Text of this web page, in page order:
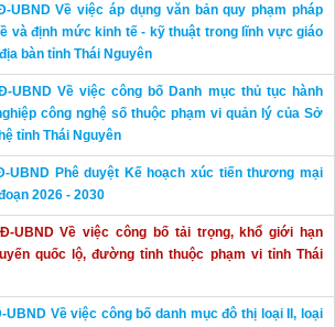
UBND Về việc áp dụng văn bản quy phạm pháp
và định mức kinh tế - kỹ thuật trong lĩnh vực giáo
bàn tỉnh Thái Nguyên
UBND Về việc công bố Danh mục thủ tục hành
công nghệ số thuộc phạm vi quản lý của Sở
tỉnh Thái Nguyên
UBND Phê duyệt Kế hoạch xúc tiến thương mại
2026 - 2030
UBND Về việc công bố tải trọng, khổ giới hạn
quốc lộ, đường tỉnh thuộc phạm vi tỉnh Thái
UBND Về việc công bố danh mục đô thị loại II, loại